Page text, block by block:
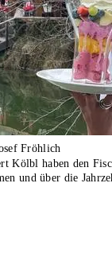
Fröhlich
Kölbl haben den
und über die